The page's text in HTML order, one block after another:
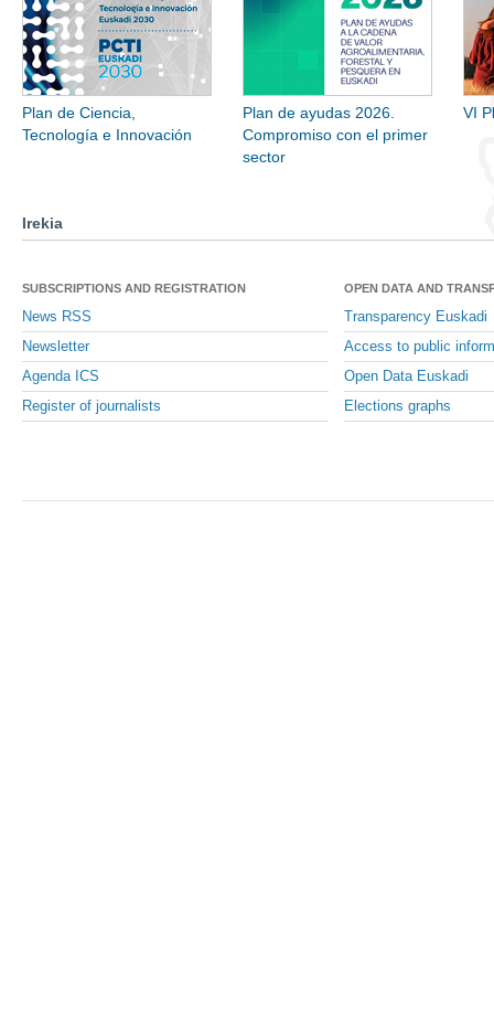
Plan de Ciencia,
Tecnología e Innovación
Plan de ayudas 2026.
Compromiso con el primer
sector
VI
Irekia
SUBSCRIPTIONS AND REGISTRATION
News RSS
Newsletter
Agenda ICS
Register of journalists
OPEN DATA AND
Transparency Euskadi
Access to public
Open Data Euskadi
Elections graphs